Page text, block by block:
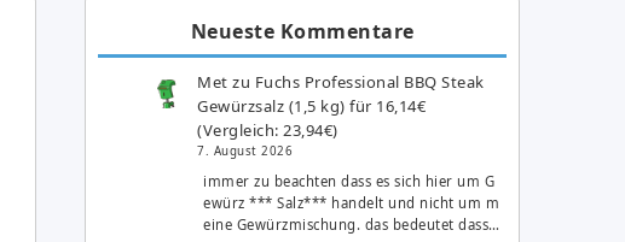
Neueste Kommentare
Met zu Fuchs Professional BBQ Steak
Gewürzsalz (1,5 kg) für 16,14€
(Vergleich: 23,94€)
7. August 2026
immer zu beachten dass es sich hier um G
ewürz *** Salz*** handelt und nicht um m
eine Gewürzmischung. das bedeutet dass…